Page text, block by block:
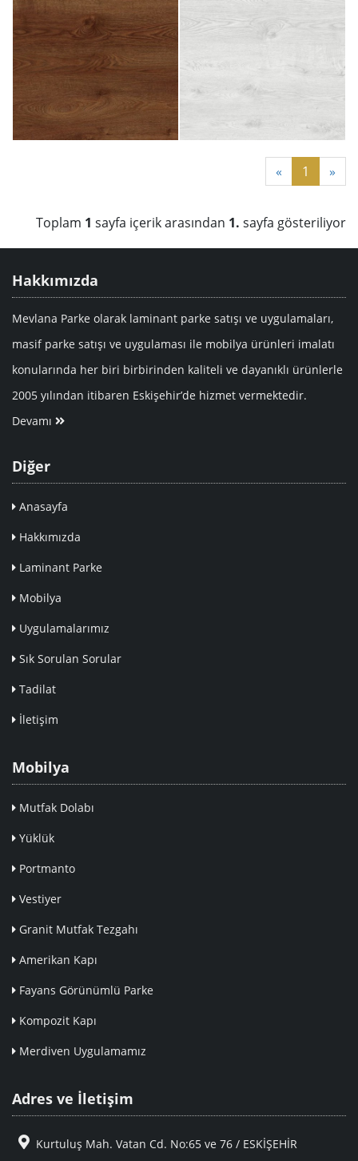
« 1 »
Toplam 1 sayfa içerik arasından 1. sayfa gösteriliyor
Hakkımızda
Mevlana Parke olarak laminant parke satışı ve uygulamaları,
masif parke satışı ve uygulaması ile mobilya ürünleri imalatı
konularında her biri birbirinden kaliteli ve dayanıklı ürünlerle
2005 yılından itibaren Eskişehir’de hizmet vermektedir.
Devamı
Diğer
Anasayfa
Hakkımızda
Laminant Parke
Mobilya
Uygulamalarımız
Sık Sorulan Sorular
Tadilat
İletişim
Mobilya
Mutfak Dolabı
Yüklük
Portmanto
Vestiyer
Granit Mutfak Tezgahı
Amerikan Kapı
Fayans Görünümlü Parke
Kompozit Kapı
Merdiven Uygulamamız
Adres ve İletişim
Kurtuluş Mah. Vatan Cd. No:65 ve 76 / ESKİŞEHİR